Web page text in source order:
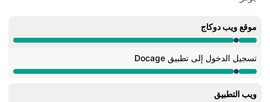
موقع ويب دوكاج
صيانة من 9:55 PM ألى 10:12 PM
تسجيل الدخول إلى تطبيق Docage
صيانة من 9:55 PM ألى 10:12 PM
ويب التطبيق